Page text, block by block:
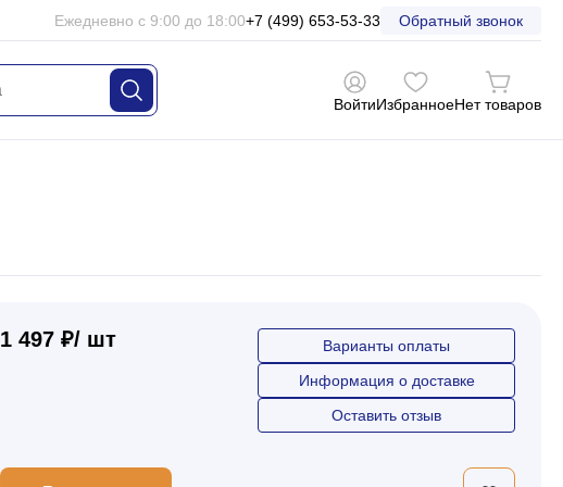
Ежедневно с 9:00 до 18:00+7 (499) 653-53-33 Обратный звонок
ВойтиИзбранноеНет товаров
1 497 ₽/ шт
Варианты оплаты
Информация о доставке
Оставить отзыв